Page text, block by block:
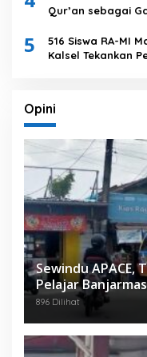
Qur’an sebagai
5
516 Siswa RA-MI
Kalsel Tekankan
Opini
Sewindu
Pelajar
896 Dilihat